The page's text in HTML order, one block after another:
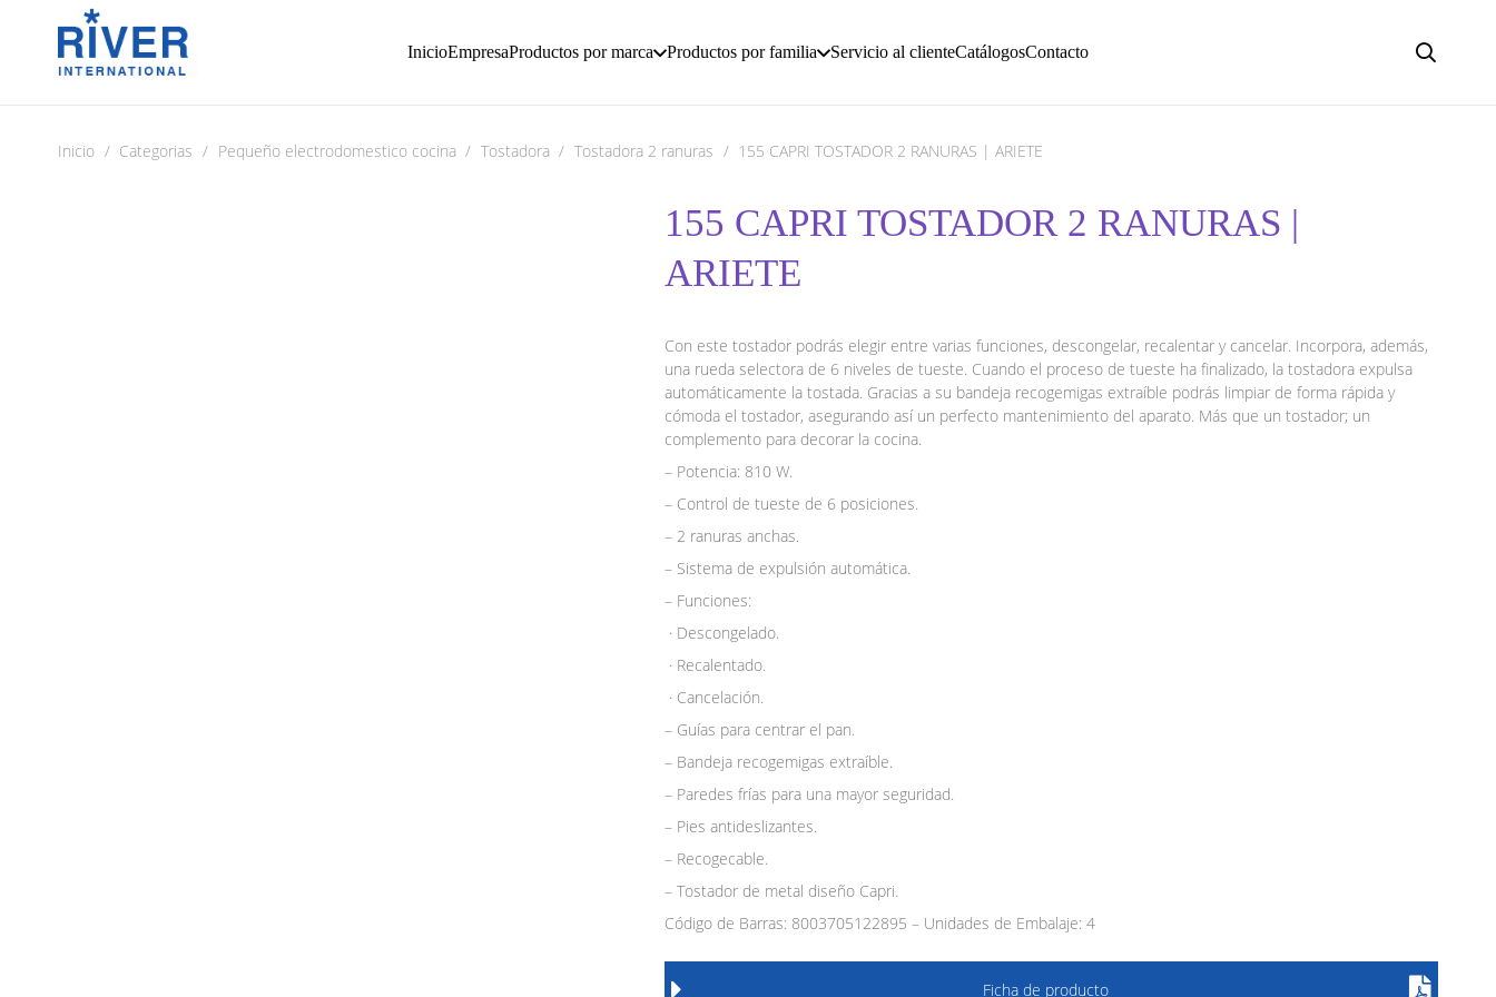
InicioEmpresaProductos por marca Productos por familia Servicio al clienteCatálogosContacto
Inicio / Categorias / Pequeño electrodomestico cocina / Tostadora / Tostadora 2 ranuras / 155 CAPRI TOSTADOR 2 RANURAS | ARIETE
155 CAPRI TOSTADOR 2 RANURAS |
ARIETE
Con este tostador podrás elegir entre varias funciones, descongelar, recalentar y cancelar. Incorpora, además,
una rueda selectora de 6 niveles de tueste. Cuando el proceso de tueste ha finalizado, la tostadora expulsa
automáticamente la tostada. Gracias a su bandeja recogemigas extraíble podrás limpiar de forma rápida y
cómoda el tostador, asegurando así un perfecto mantenimiento del aparato. Más que un tostador; un
complemento para decorar la cocina.
– Potencia: 810 W.
– Control de tueste de 6 posiciones.
– 2 ranuras anchas.
– Sistema de expulsión automática.
– Funciones:
· Descongelado.
· Recalentado.
· Cancelación.
– Guías para centrar el pan.
– Bandeja recogemigas extraíble.
– Paredes frías para una mayor seguridad.
– Pies antideslizantes.
– Recogecable.
– Tostador de metal diseño Capri.
Código de Barras: 8003705122895 – Unidades de Embalaje: 4
Ficha de producto